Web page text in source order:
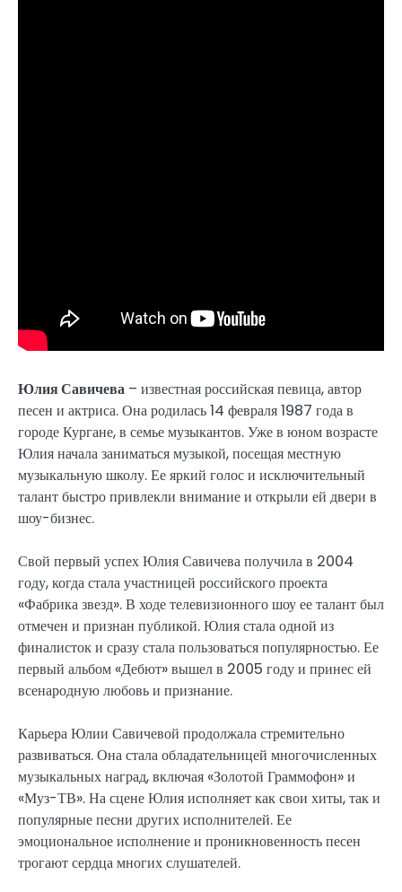
Юлия Савичева – известная российская певица, автор
песен и актриса. Она родилась 14 февраля 1987 года в
городе Кургане, в семье музыкантов. Уже в юном возрасте
Юлия начала заниматься музыкой, посещая местную
музыкальную школу. Ее яркий голос и исключительный
талант быстро привлекли внимание и открыли ей двери в
шоу-бизнес.
Свой первый успех Юлия Савичева получила в 2004
году, когда стала участницей российского проекта
«Фабрика звезд». В ходе телевизионного шоу ее талант был
отмечен и признан публикой. Юлия стала одной из
финалисток и сразу стала пользоваться популярностью. Ее
первый альбом «Дебют» вышел в 2005 году и принес ей
всенародную любовь и признание.
Карьера Юлии Савичевой продолжала стремительно
развиваться. Она стала обладательницей многочисленных
музыкальных наград, включая «Золотой Граммофон» и
«Муз-ТВ». На сцене Юлия исполняет как свои хиты, так и
популярные песни других исполнителей. Ее
эмоциональное исполнение и проникновенность песен
трогают сердца многих слушателей.